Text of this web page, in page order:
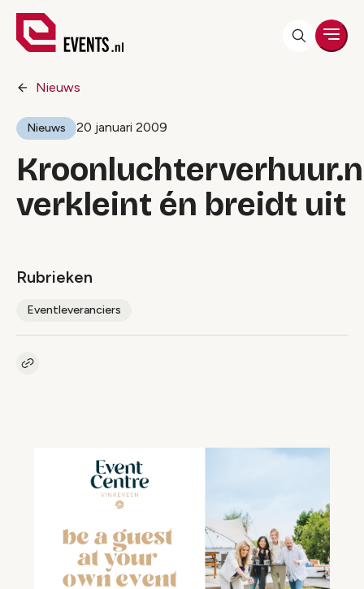
Nieuws
Nieuws 20 januari 2009
verkleint én breidt uit
Rubrieken
Eventleveranciers
Kopieer link naar artikel